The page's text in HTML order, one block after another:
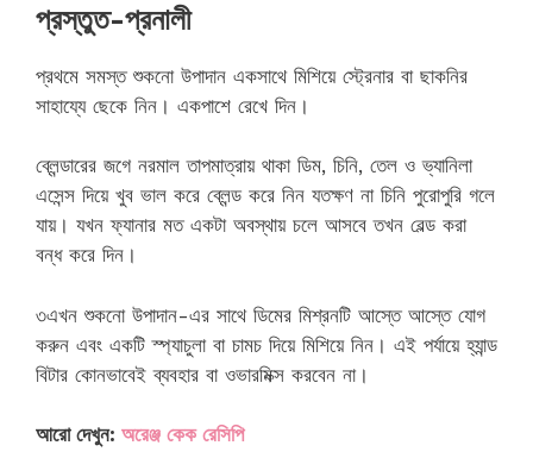
প্রস্তুত-প্রনালী
প্রথমে সমস্ত শুকনো উপাদান একসাথে মিশিয়ে স্ট্রেনার বা ছাকনির
সাহায্যে ছেকে নিন। একপাশে রেখে দিন।
ব্লেন্ডারের জগে নরমাল তাপমাত্রায় থাকা ডিম, চিনি, তেল ও ভ্যানিলা
এসেন্স দিয়ে খুব ভাল করে ব্লেন্ড করে নিন যতক্ষণ না চিনি পুরোপুরি গলে
যায়। যখন ফ্যানার মত একটা অবস্থায় চলে আসবে তখন বেল্ড করা
বন্ধ করে দিন।
৩এখন শুকনো উপাদান-এর সাথে ডিমের মিশ্রনটি আস্তে আস্তে যোগ
করুন এবং একটি স্প্যাচুলা বা চামচ দিয়ে মিশিয়ে নিন। এই পর্যায়ে হ্যান্ড
বিটার কোনভাবেই ব্যবহার বা ওভারমিক্স করবেন না।
আরো দেখুন: অরেঞ্জ কেক রেসিপি